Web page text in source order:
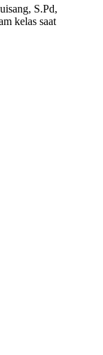
S.Pd,
kelas saat